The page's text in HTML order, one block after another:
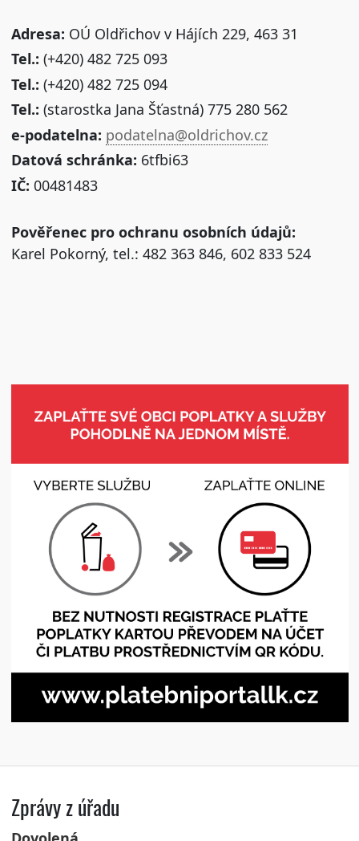
Adresa: OÚ Oldřichov v Hájích 229, 463 31
Tel.: (+420) 482 725 093
Tel.: (+420) 482 725 094
Tel.: (starostka Jana Šťastná) 775 280 562
e-podatelna: podatelna@oldrichov.cz
Datová schránka: 6tfbi63
IČ: 00481483
Pověřenec pro ochranu osobních údajů:
Karel Pokorný, tel.: 482 363 846, 602 833 524
Zprávy z úřadu